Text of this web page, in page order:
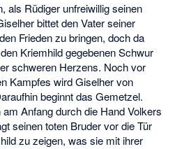
als Rüdiger unfreiwillig seinen
bittet den Vater seiner
Frieden zu bringen, doch da
Kriemhild gegebenen Schwur
schweren Herzens. Noch vor
Kampfes wird Giselher von
beginnt das Gemetzel.
Anfang durch die Hand Volkers
seinen toten Bruder vor die Tür
zu zeigen, was sie mit ihrer